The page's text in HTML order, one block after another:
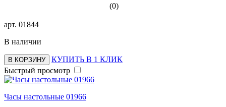
(0)
арт. 01844
В наличии
В КОРЗИНУ
КУПИТЬ В 1 КЛИК
Быстрый просмотр
Часы настольные 01966